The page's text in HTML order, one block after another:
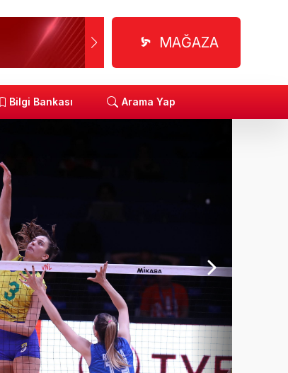
MAĞAZA
Bilgi Bankası Arama Yap